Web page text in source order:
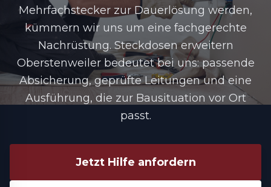
Mehrfachstecker zur Dauerlösung werden,
kümmern wir uns um eine fachgerechte
Nachrüstung. Steckdosen erweitern
Oberstenweilerbedeutet bei uns: passende
Absicherung, geprüfte Leitungen und eine
Ausführung, die zur Bausituation vor Ort
passt.
Jetzt Hilfe anfordern